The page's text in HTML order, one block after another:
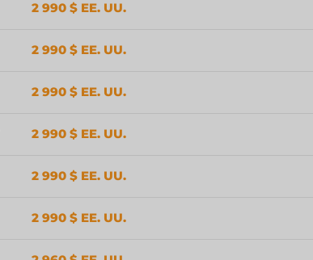
2 990 $ EE. UU.
2 990 $ EE. UU.
2 990 $ EE. UU.
2 990 $ EE. UU.
2 990 $ EE. UU.
2 990 $ EE. UU.